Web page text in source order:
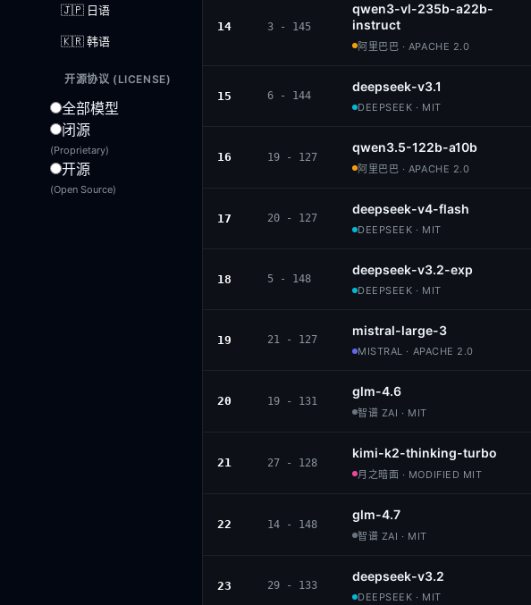
🇯🇵 日语
🇰🇷 韩语
开源协议 (LICENSE)
全部模型
闭源
(Proprietary)
开源
(Open Source)
14 3 - 145
qwen3-vl-235b-a22b-
instruct
阿里巴巴 · APACHE 2.0
15 6 - 144
deepseek-v3.1
DEEPSEEK · MIT
16 19 - 127
qwen3.5-122b-a10b
阿里巴巴 · APACHE 2.0
17 20 - 127
deepseek-v4-flash
DEEPSEEK · MIT
18 5 - 148
deepseek-v3.2-exp
DEEPSEEK · MIT
19 21 - 127
mistral-large-3
MISTRAL · APACHE 2.0
20 19 - 131
glm-4.6
智谱 ZAI · MIT
21 27 - 128
kimi-k2-thinking-turbo
月之暗面 · MODIFIED MIT
22 14 - 148
glm-4.7
智谱 ZAI · MIT
23 29 - 133
deepseek-v3.2
DEEPSEEK · MIT